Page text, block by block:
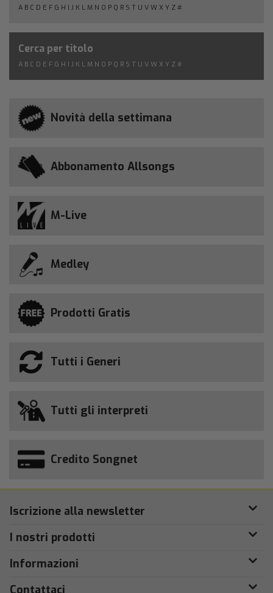
A B C D E F G H I J K L M N O P Q R S T U V W X Y Z #
Cerca per titolo
A B C D E F G H I J K L M N O P Q R S T U V W X Y Z #
Novità della settimana
Abbonamento Allsongs
M-Live
Medley
Prodotti Gratis
Tutti i Generi
Tutti gli interpreti
Credito Songnet
Iscrizione alla newsletter
I nostri prodotti
Informazioni
Contattaci